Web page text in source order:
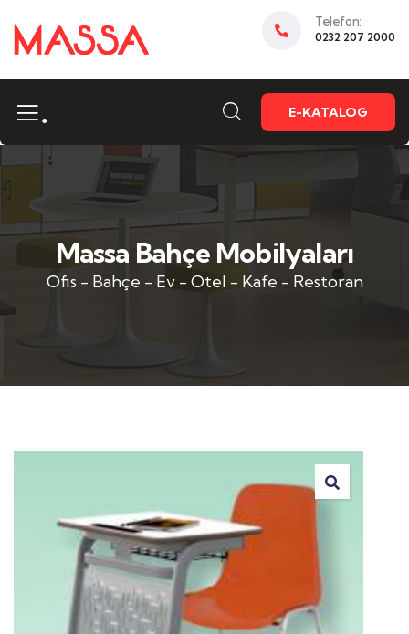
Telefon:
0232 207 2000
. E-KATALOG
Massa Bahçe Mobilyaları
Ofis - Bahçe - Ev - Otel - Kafe - Restoran